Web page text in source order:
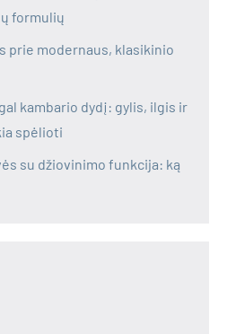
formulių
prie modernaus, klasikinio
kambario dydį: gylis, ilgis ir
spėlioti
su džiovinimo funkcija: ką